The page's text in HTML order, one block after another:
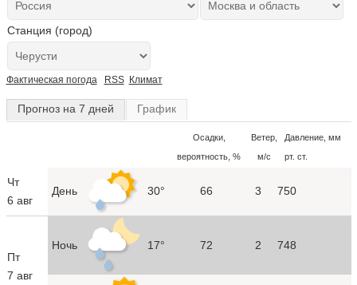
Станция (город)
Фактическая погода RSS Климат
Прогноз на 7 дней График
Осадки,
вероятность, %
Ветер,
м/с
Давление, мм
рт. ст.
Чт
6 авг
День 30° 66 3 750
Пт
7 авг
Ночь 17° 72 2 748